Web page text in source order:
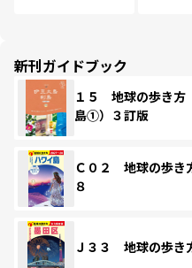
新刊ガイドブック
１５ 地球の歩き
島①）３訂版
Ｃ０２ 地球の歩
８
Ｊ３３ 地球の歩